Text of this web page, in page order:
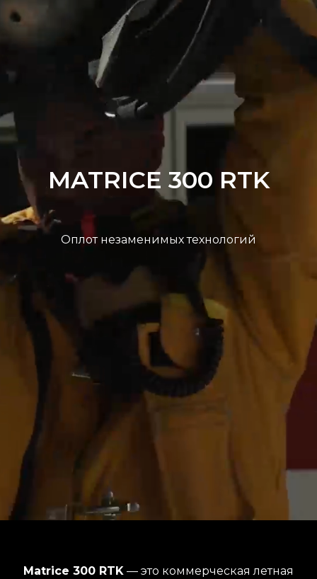
MATRICE 300 RTK
Оплот незаменимых технологий
Matrice 300 RTK — это коммерческая летная